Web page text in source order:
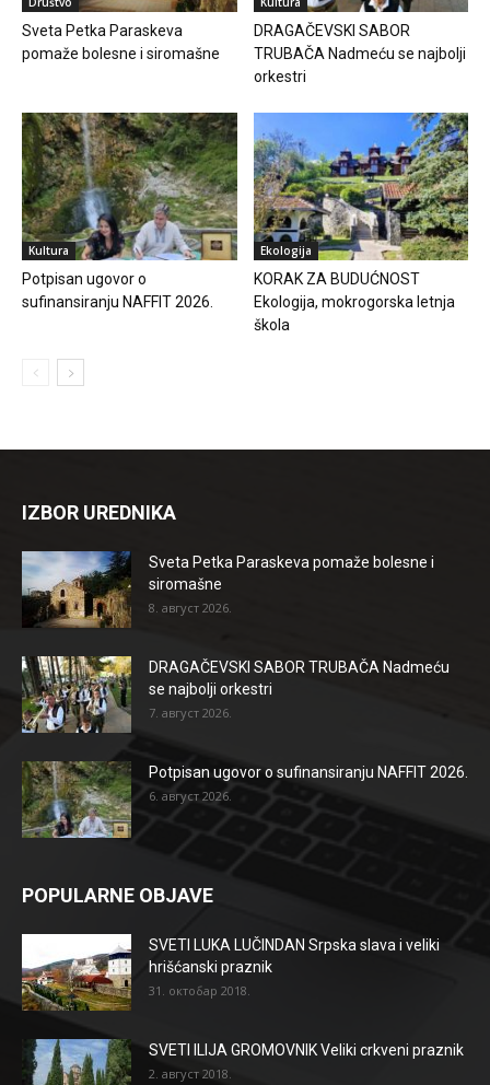
Sveta Petka Paraskeva
pomaže bolesne i siromašne
DRAGAČEVSKI SABOR
TRUBAČA Nadmeću se najbolji
orkestri
Kultura
Potpisan ugovor o
sufinansiranju NAFFIT 2026.
Ekologija
KORAK ZA BUDUĆNOST
Ekologija, mokrogorska letnja
škola
IZBOR UREDNIKA
Sveta Petka Paraskeva pomaže bolesne i
siromašne
8. август 2026.
DRAGAČEVSKI SABOR TRUBAČA Nadmeću
se najbolji orkestri
7. август 2026.
Potpisan ugovor o sufinansiranju NAFFIT 2026.
6. август 2026.
POPULARNE OBJAVE
SVETI LUKA LUČINDAN Srpska slava i veliki
hrišćanski praznik
31. октобар 2018.
SVETI ILIJA GROMOVNIK Veliki crkveni praznik
2. август 2018.